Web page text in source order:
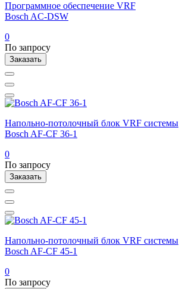
Программное обеспечение VRF
Bosch AC-DSW
0
По запросу
Заказать
Напольно-потолочный блок VRF системы
Bosch AF-CF 36-1
0
По запросу
Заказать
Напольно-потолочный блок VRF системы
Bosch AF-CF 45-1
0
По запросу